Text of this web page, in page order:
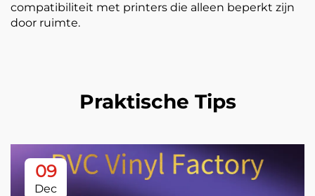
compatibiliteit met printers die alleen beperkt zijn
door ruimte.
Praktische Tips
09
Dec